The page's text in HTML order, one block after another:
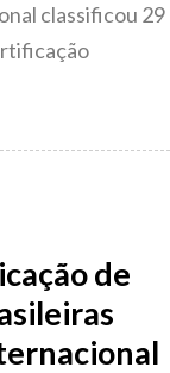
classificou 29
de